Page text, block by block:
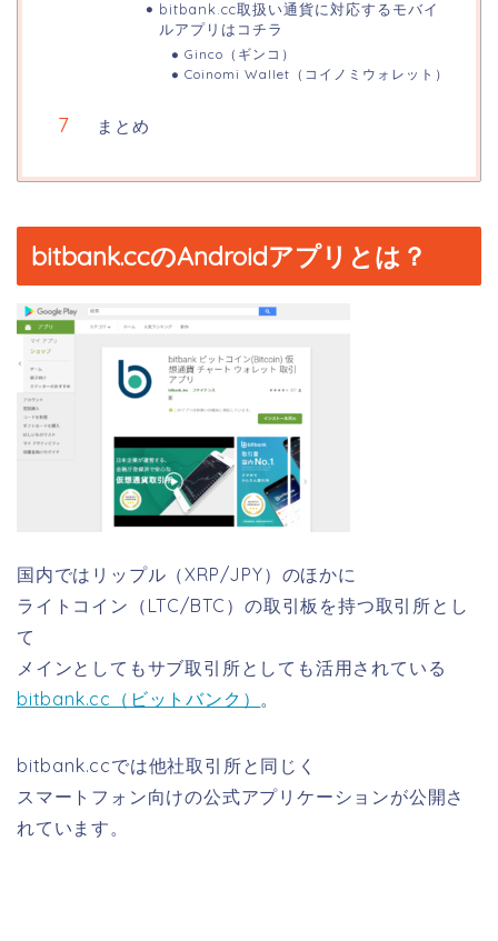
bitbank.cc取扱い通貨に対応するモバイ
ルアプリはコチラ
Ginco（ギンコ）
Coinomi Wallet（コイノミウォレット）
まとめ
bitbank.ccのAndroidアプリとは？
国内ではリップル（XRP/JPY）のほかに
ライトコイン（LTC/BTC）の取引板を持つ取引所とし
て
メインとしてもサブ取引所としても活用されている
bitbank.cc（ビットバンク） 。
bitbank.ccでは他社取引所と同じく
スマートフォン向けの公式アプリケーションが公開さ
れています。